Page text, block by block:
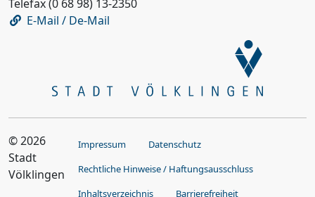
Telefax (0 68 98) 13-2350
E-Mail / De-Mail
© 2026
Stadt
Völklingen
Impressum
Datenschutz
Rechtliche Hinweise / Haftungsausschluss
Inhaltsverzeichnis
Barrierefreiheit